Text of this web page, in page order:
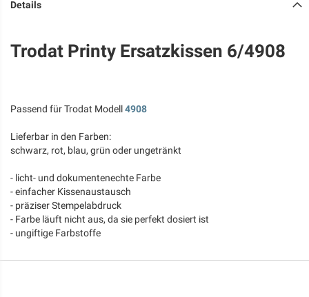
Details
Trodat Printy Ersatzkissen 6/4908
Passend für Trodat Modell4908
Lieferbar in den Farben:
schwarz, rot, blau, grün oder ungetränkt
- licht- und dokumentenechte Farbe
- einfacher Kissenaustausch
- präziser Stempelabdruck
- Farbe läuft nicht aus, da sie perfekt dosiert ist
- ungiftige Farbstoffe